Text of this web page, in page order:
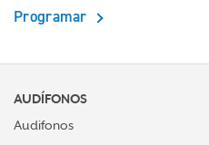
Programar
AUDÍFONOS
Audifonos